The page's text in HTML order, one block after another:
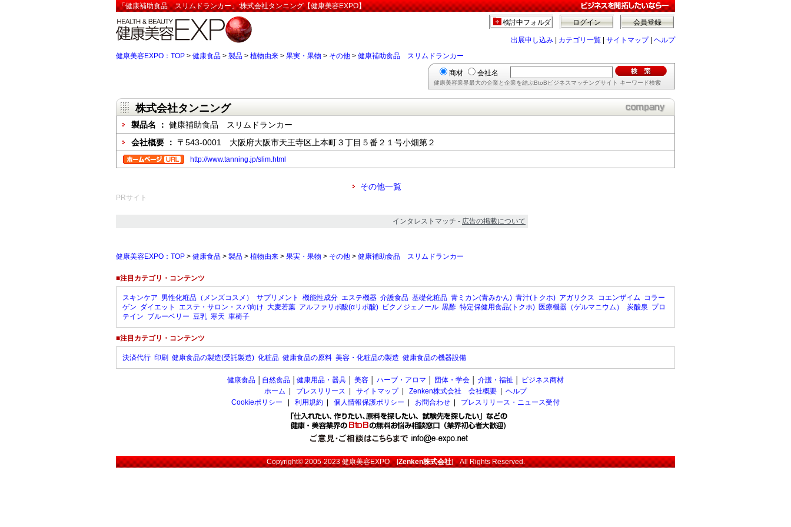
「健康補助食品 スリムドランカー」:株式会社タンニング【健康美容EXPO】
会員登録
ログイン
検討中フォルダ
出展申し込み カテゴリ一覧 サイトマップ| ヘルプ
健康美容EXPO：TOP > 健康食品 > 製品 > 植物由来 > 果実・果物 > その他 > 健康補助食品 スリムドランカー
商材 会社名
健康美容業界最大の企業と企業を結ぶBtoBビジネスマッチングサイト キーワード検索
株式会社タンニング
製品名 ： 健康補助食品 スリムドランカー
会社概要 ： 〒543-0001 大阪府大阪市天王寺区上本町３丁目５番２１号小畑第２
http://www.tanning.jp/slim.html
その他一覧
PRサイト
インタレストマッチ - 広告の掲載について
健康美容EXPO：TOP > 健康食品 > 製品 > 植物由来 > 果実・果物 > その他 > 健康補助食品 スリムドランカー
■注目カテゴリ・コンテンツ
スキンケア 男性化粧品（メンズコスメ） サプリメント 機能性成分 エステ機器 介護食品 基礎化粧品 青ミカン(青みかん) 青汁(トクホ) アガリクス コエンザイム コラー
ゲン ダイエット エステ・サロン・スパ向け 大麦若葉 アルファリポ酸(αリポ酸) ピクノジェノール 黒酢 特定保健用食品(トクホ) 医療機器（ゲルマニウム） 炭酸泉 プロ
テイン ブルーベリー 豆乳 寒天 車椅子
■注目カテゴリ・コンテンツ
決済代行 印刷 健康食品の製造(受託製造) 化粧品 健康食品の原料 美容・化粧品の製造 健康食品の機器設備
健康食品 自然食品 健康用品・器具 美容 ハーブ・アロマ 団体・学会 介護・福祉
ビジネス商材
ホーム
プレスリリース サイトマップ| Zenken株式会社 会社概要
ヘルプ
Cookieポリシー
利用規約 個人情報保護ポリシー お問合わせ プレスリリース・ニュース受付
Copyright© 2005-2023健康美容EXPO[Zenken株式会社] All Rights Reserved.